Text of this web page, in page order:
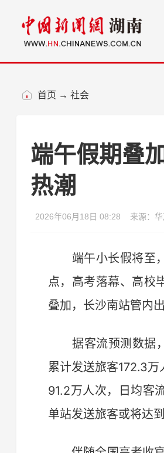
首页 → 社会
端午假期叠
热潮
2026年06月18日 08:28 来源：
端午小长假将至，
点，高考落幕、高校
叠加，长沙南站管内
据客流预测数据，
累计发送旅客172.3
91.2万人次，日均客
单站发送旅客或将达